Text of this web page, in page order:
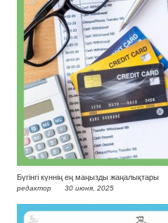
Бүгінгі күннің ең маңызды жаңалықтары
редактор 30 июня, 2025